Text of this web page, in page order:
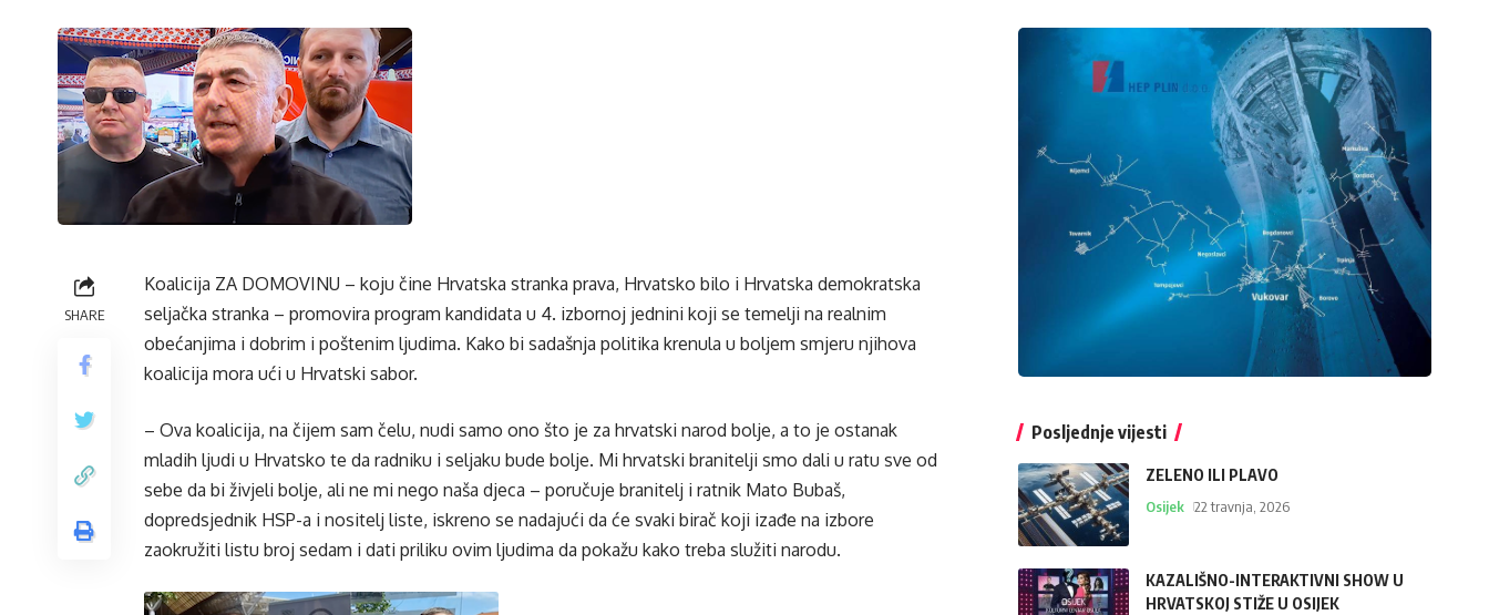
SHARE
Koalicija ZA DOMOVINU – koju čine Hrvatska stranka prava, Hrvatsko bilo i Hrvatska demokratska
seljačka stranka – promovira program kandidata u 4. izbornoj jednini koji se temelji na realnim
obećanjima i dobrim i poštenim ljudima. Kako bi sadašnja politika krenula u boljem smjeru njihova
koalicija mora ući u Hrvatski sabor.
– Ova koalicija, na čijem sam čelu, nudi samo ono što je za hrvatski narod bolje, a to je ostanak
mladih ljudi u Hrvatsko te da radniku i seljaku bude bolje. Mi hrvatski branitelji smo dali u ratu sve od
sebe da bi živjeli bolje, ali ne mi nego naša djeca – poručuje branitelj i ratnik Mato Bubaš,
dopredsjednik HSP-a i nositelj liste, iskreno se nadajući da će svaki birač koji izađe na izbore
zaokružiti listu broj sedam i dati priliku ovim ljudima da pokažu kako treba služiti narodu.
Posljednje vijesti
ZELENO ILI PLAVO
Osijek 22 travnja, 2026
KAZALIŠNO-INTERAKTIVNI SHOW U
HRVATSKOJ STIŽE U OSIJEK